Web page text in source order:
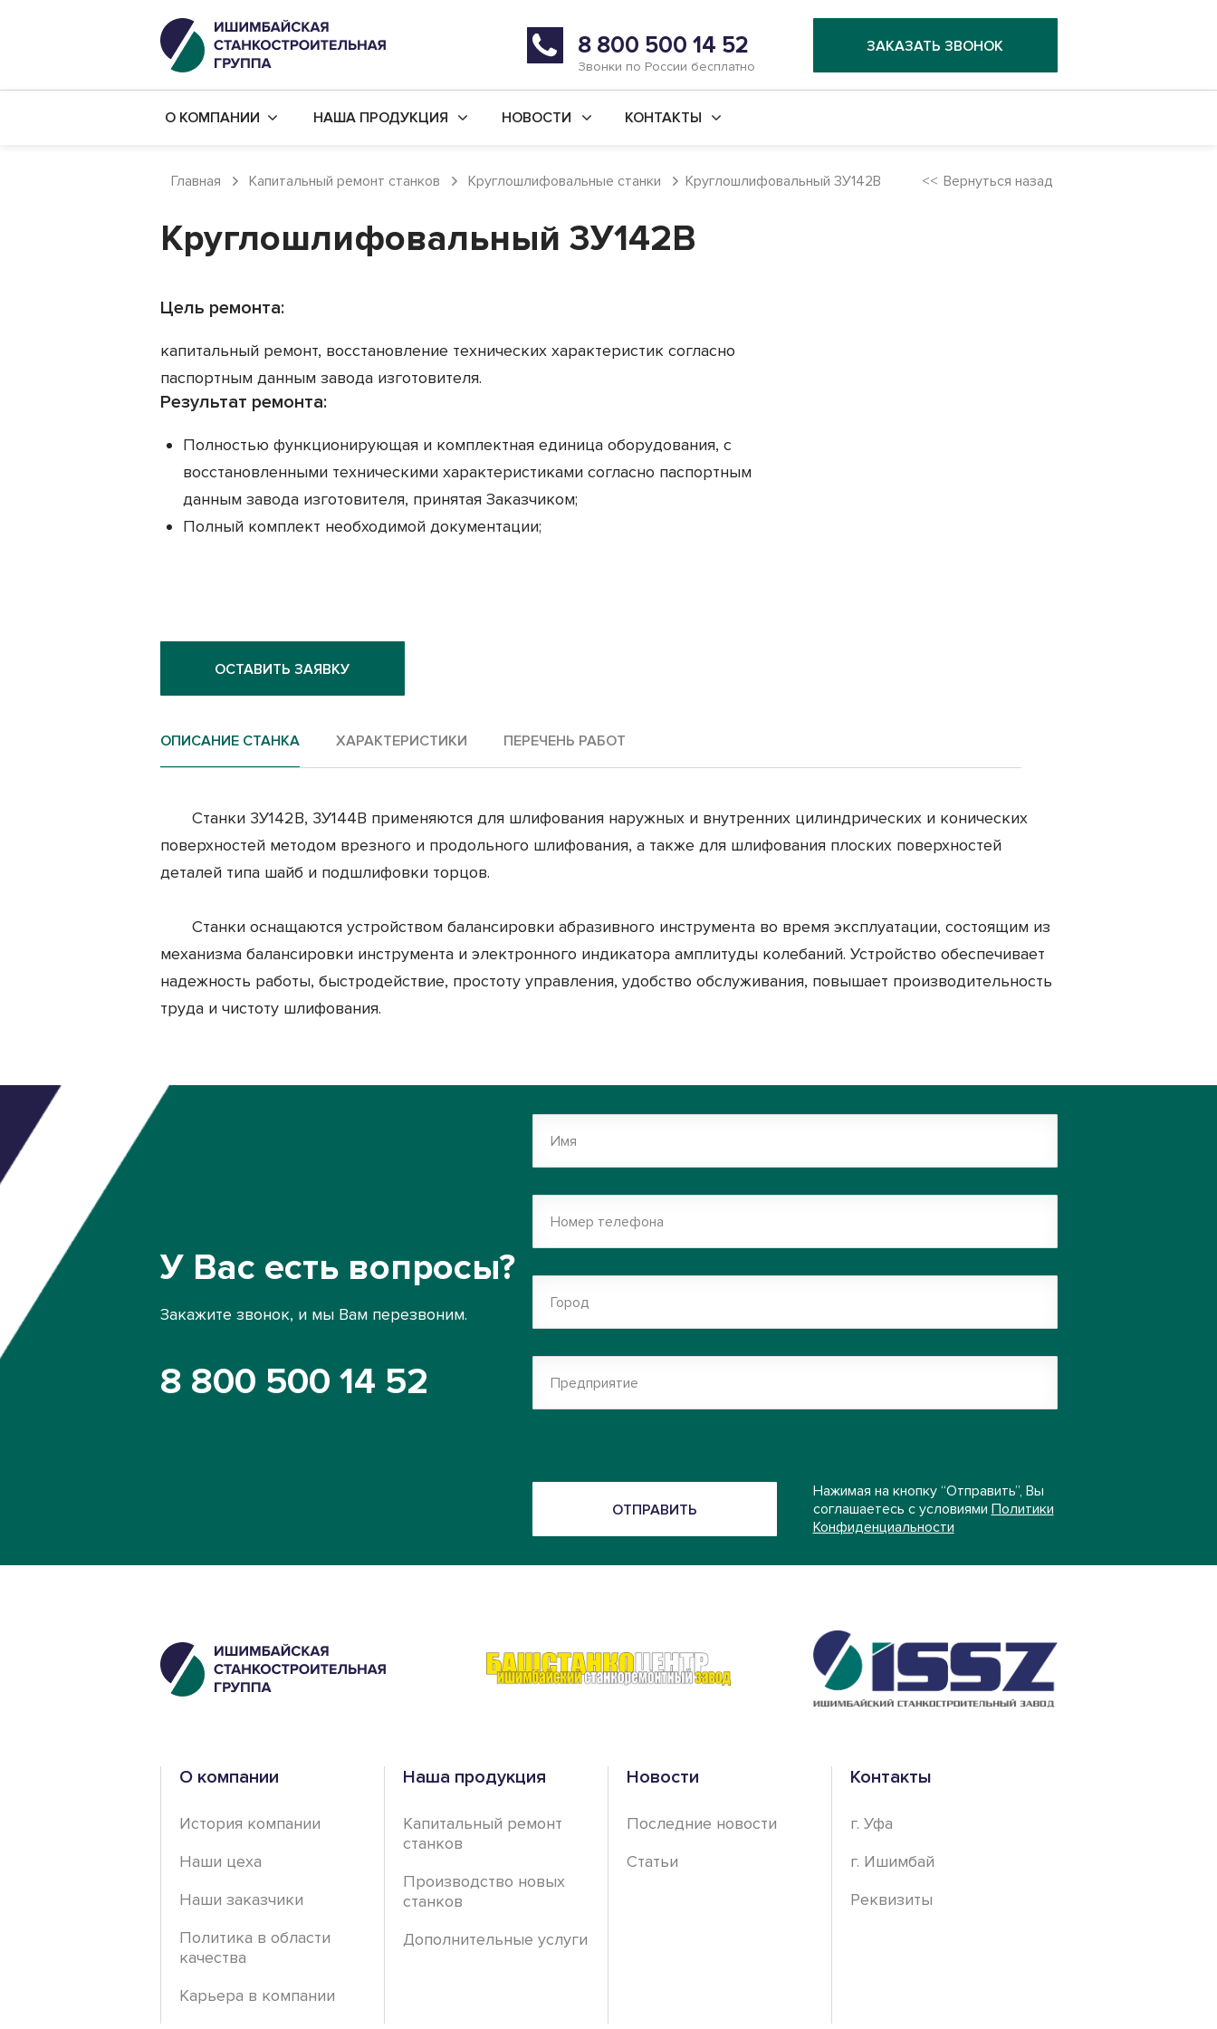
8 800 500 14 52
Звонки по России бесплатно
ЗАКАЗАТЬ ЗВОНОК
О КОМПАНИИ
Наши заказчики
Карьера в компании
НАША ПРОДУКЦИЯ
Дополнительные услуги
НОВОСТИ КОНТАКТЫ
Реквизиты
Главная Капитальный ремонт станков Круглошлифовальные станки Круглошлифовальный 3У142В Вернуться назад
Круглошлифовальный 3У142В
Цель ремонта:
капитальный ремонт, восстановление технических характеристик согласно
паспортным данным завода изготовителя.
Результат ремонта:
Полностью функционирующая и комплектная единица оборудования, с
восстановленными техническими характеристиками согласно паспортным
данным завода изготовителя, принятая Заказчиком;
Полный комплект необходимой документации;
ОСТАВИТЬ ЗАЯВКУ
ОПИСАНИЕ СТАНКА ХАРАКТЕРИСТИКИ ПЕРЕЧЕНЬ РАБОТ
Станки 3У142В, 3У144В применяются для шлифования наружных и внутренних цилиндрических и конических
поверхностей методом врезного и продольного шлифования, а также для шлифования плоских поверхностей
деталей типа шайб и подшлифовки торцов.
Станки оснащаются устройством балансировки абразивного инструмента во время эксплуатации, состоящим из
механизма балансировки инструмента и электронного индикатора амплитуды колебаний. Устройство обеспечивает
надежность работы, быстродействие, простоту управления, удобство обслуживания, повышает производительность
труда и чистоту шлифования.
У Вас есть вопросы?
Закажите звонок, и мы Вам перезвоним.
8 800 500 14 52
Имя
Номер телефона
Город
Предприятие
ОТПРАВИТЬ
Нажимая на кнопку “Отправить”, Вы
соглашаетесь с условиями Политики
Конфиденциальности
О компании
История компании
Наши цеха
Наши заказчики
Политика в области
качества
Карьера в компании
Наша продукция
Капитальный ремонт
станков
Производство новых
станков
Дополнительные услуги
Новости
Последние новости
Статьи
Контакты
г. Уфа
г. Ишимбай
Реквизиты